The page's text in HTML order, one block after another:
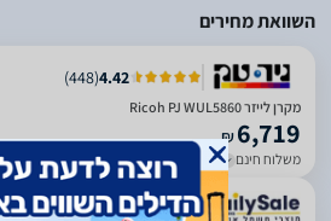
השוואת מחירים
4.42
(
448
)
מקרן לייזר Ricoh PJ WUL5860
₪6,719
משלוח חינם עד 4 ימי עסקים
4.27
(
2829
)